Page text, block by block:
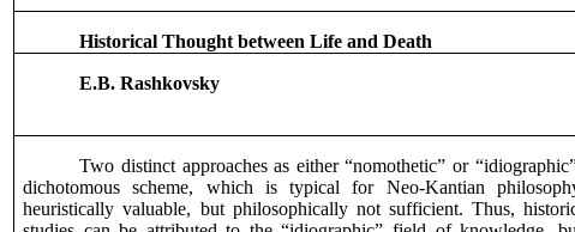
Historical Thought between Life and Death
E.B. Rashkovsky
Two distinct approaches as either “nomothetic” or
dichotomous scheme, which is typical for Neo-Kantian
heuristically valuable, but philosophically not sufficient. Thus,